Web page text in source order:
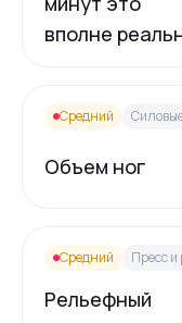
вполне
Средний
Объем ног
Средний Пресс и
Рельефный